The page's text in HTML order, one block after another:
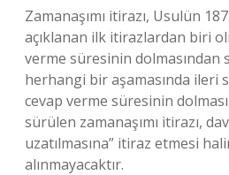
Zamanaşımı itirazı, Usulün
açıklanan ilk itirazlardan biri
verme süresinin dolmasından
herhangi bir aşamasında ileri
cevap verme süresinin
sürülen zamanaşımı itirazı,
uzatılmasına” itiraz etmesi
alınmayacaktır.